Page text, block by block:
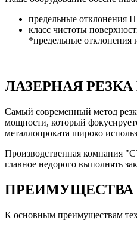
предельные отклонения
класс чистоты
*предельные отклонения
ЛАЗЕРНАЯ
Самый современный метод
мощности, который
металлопроката широко
Производственная компания
главное недорого выполнять
ПРЕИМУЩЕСТВА
К основным преимуществам